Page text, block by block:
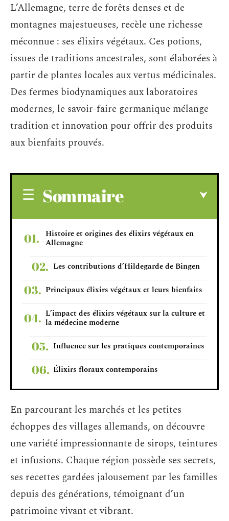
L’Allemagne, terre de forêts denses et de
montagnes majestueuses, recèle une richesse
méconnue : ses élixirs végétaux. Ces potions,
issues de traditions ancestrales, sont élaborées à
partir de plantes locales aux vertus médicinales.
Des fermes biodynamiques aux laboratoires
modernes, le savoir-faire germanique mélange
tradition et innovation pour offrir des produits
aux bienfaits prouvés.
Sommaire
Histoire et origines des élixirs végétaux en
Allemagne
Les contributions d’Hildegarde de Bingen
Principaux élixirs végétaux et leurs bienfaits
L’impact des élixirs végétaux sur la culture et
la médecine moderne
Influence sur les pratiques contemporaines
Élixirs floraux contemporains
En parcourant les marchés et les petites
échoppes des villages allemands, on découvre
une variété impressionnante de sirops, teintures
et infusions. Chaque région possède ses secrets,
ses recettes gardées jalousement par les familles
depuis des générations, témoignant d’un
patrimoine vivant et vibrant.